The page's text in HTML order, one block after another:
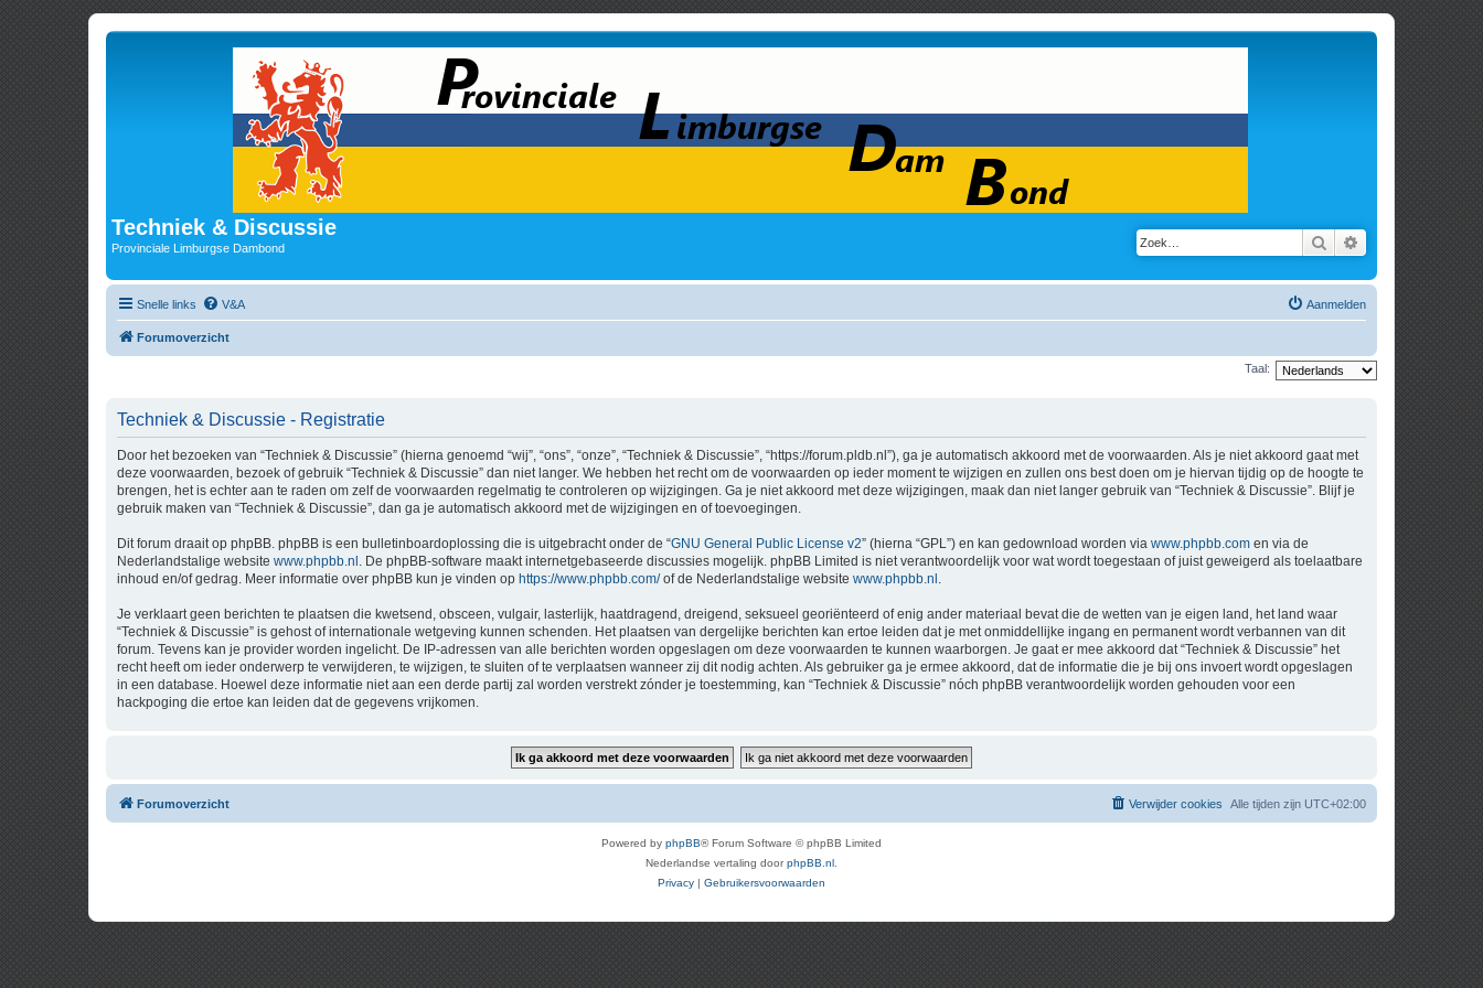
Techniek & Discussie
Provinciale Limburgse Dambond Zoek Uitgebreid zoeken
Snelle links V&A Aanmelden
Forumoverzicht
Taal:
Techniek & Discussie - Registratie
Door het bezoeken van “Techniek & Discussie” (hierna genoemd “wij”, “ons”, “onze”, “Techniek & Discussie”, “https://forum.pldb.nl”), ga je automatisch akkoord met de voorwaarden. Als je niet akkoord gaat met
deze voorwaarden, bezoek of gebruik “Techniek & Discussie” dan niet langer. We hebben het recht om de voorwaarden op ieder moment te wijzigen en zullen ons best doen om je hiervan tijdig op de hoogte te
brengen, het is echter aan te raden om zelf de voorwaarden regelmatig te controleren op wijzigingen. Ga je niet akkoord met deze wijzigingen, maak dan niet langer gebruik van “Techniek & Discussie”. Blijf je
gebruik maken van “Techniek & Discussie”, dan ga je automatisch akkoord met de wijzigingen en of toevoegingen.
Dit forum draait op phpBB. phpBB is een bulletinboardoplossing die is uitgebracht onder de “GNU General Public License v2” (hierna “GPL”) en kan gedownload worden via www.phpbb.com en via de
Nederlandstalige website www.phpbb.nl . De phpBB-software maakt internetgebaseerde discussies mogelijk. phpBB Limited is niet verantwoordelijk voor wat wordt toegestaan of juist geweigerd als toelaatbare
inhoud en/of gedrag. Meer informatie over phpBB kun je vinden op https://www.phpbb.com/of de Nederlandstalige website www.phpbb.nl .
Je verklaart geen berichten te plaatsen die kwetsend, obsceen, vulgair, lasterlijk, haatdragend, dreigend, seksueel georiënteerd of enig ander materiaal bevat die de wetten van je eigen land, het land waar
“Techniek & Discussie” is gehost of internationale wetgeving kunnen schenden. Het plaatsen van dergelijke berichten kan ertoe leiden dat je met onmiddellijke ingang en permanent wordt verbannen van dit
forum. Tevens kan je provider worden ingelicht. De IP-adressen van alle berichten worden opgeslagen om deze voorwaarden te kunnen waarborgen. Je gaat er mee akkoord dat “Techniek & Discussie” het
recht heeft om ieder onderwerp te verwijderen, te wijzigen, te sluiten of te verplaatsen wanneer zij dit nodig achten. Als gebruiker ga je ermee akkoord, dat de informatie die je bij ons invoert wordt opgeslagen
in een database. Hoewel deze informatie niet aan een derde partij zal worden verstrekt zónder je toestemming, kan “Techniek & Discussie” nóch phpBB verantwoordelijk worden gehouden voor een
hackpoging die ertoe kan leiden dat de gegevens vrijkomen.
Forumoverzicht Alle tijden zijn UTC+02:00
Verwijder cookies
Powered by phpBB® Forum Software © phpBB Limited
Nederlandse vertaling doorphpBB.nl
Privacy | Gebruikersvoorwaarden